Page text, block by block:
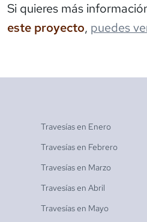
Si quieres más
este proyecto, puedes
Travesías en Enero
Travesías en Febrero
Travesías en Marzo
Travesías en Abril
Travesías en Mayo